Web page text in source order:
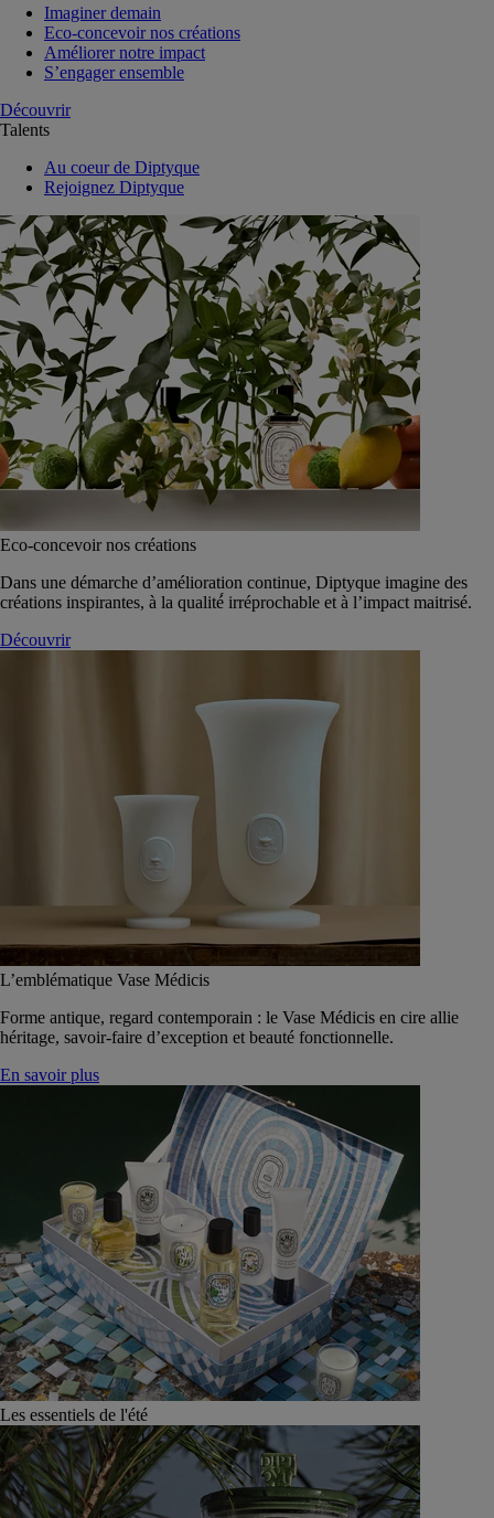
Imaginer demain
Eco-concevoir nos créations
Améliorer notre impact
S’engager ensemble
Découvrir
Talents
Au coeur de Diptyque
Rejoignez Diptyque
Eco-concevoir nos créations
Dans une démarche d’amélioration continue, Diptyque imagine des
créations inspirantes, à la qualité́ irréprochable et à l’impact maitrisé.
Découvrir
L’emblématique Vase Médicis
Forme antique, regard contemporain : le Vase Médicis en cire allie
héritage, savoir-faire d’exception et beauté fonctionnelle.
En savoir plus
Les essentiels de l'été